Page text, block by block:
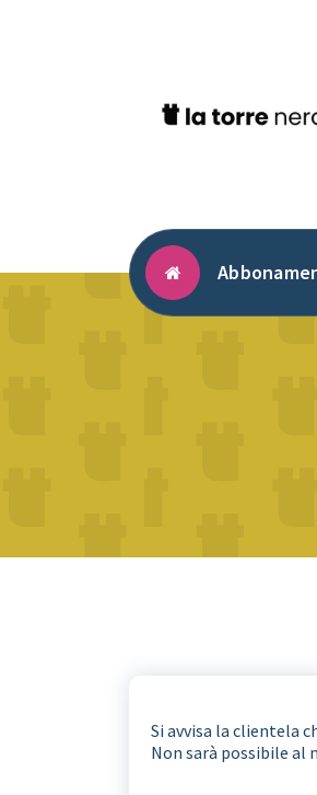
Si avvisa la clientela
Non sarà possibile